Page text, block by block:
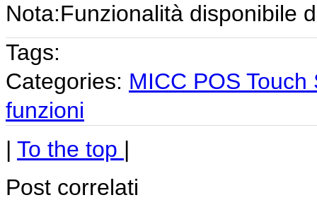
Nota:Funzionalità disponibile
Tags:
Categories: MICC POS Touch
funzioni
| To the top |
Post correlati